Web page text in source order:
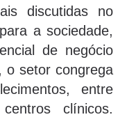
discutidas no
a sociedade,
de negócio
o setor congrega
entre
clínicos.